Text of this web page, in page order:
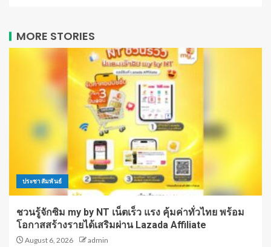
MORE STORIES
ประชาสัมพันธ์
ชวนรู้จักซิม my by NT เน็ตเร็ว แรง คุ้มค่าทั่วไทย พร้อม
โอกาสสร้างรายได้เสริมผ่าน Lazada Affiliate
August 6, 2026 admin